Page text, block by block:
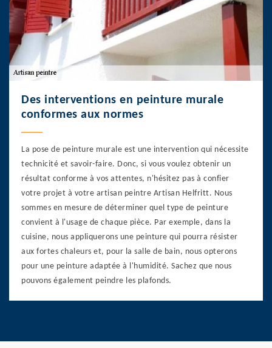
Des interventions en peinture murale
conformes aux normes
La pose de peinture murale est une intervention qui nécessite
technicité et savoir-faire. Donc, si vous voulez obtenir un
résultat conforme à vos attentes, n'hésitez pas à confier
votre projet à votre artisan peintre Artisan Helfritt. Nous
sommes en mesure de déterminer quel type de peinture
convient à l'usage de chaque pièce. Par exemple, dans la
cuisine, nous appliquerons une peinture qui pourra résister
aux fortes chaleurs et, pour la salle de bain, nous opterons
pour une peinture adaptée à l'humidité. Sachez que nous
pouvons également peindre les plafonds.